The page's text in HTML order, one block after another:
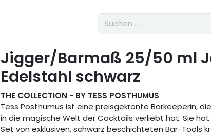
Jigger/Barmaß 25/50 ml
Edelstahl schwarz
THE COLLECTION - BY TESS POSTHUMUS
Tess Posthumus ist eine preisgekrönte Barkeeperin,
in die magische Welt der Cocktails verliebt hat. Sie hat
Set von exklusiven, schwarz beschichteten Bar-Tools